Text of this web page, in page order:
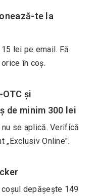
te la
lei pe email. Fă
în coș.
și
de minim 300 lei
se aplică. Verifică
„Exclusiv Online".
depășește 149